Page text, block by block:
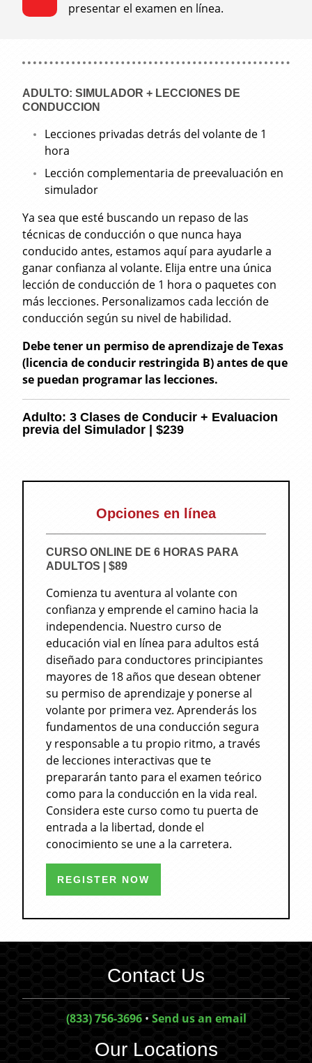
presentar el examen en línea.
ADULTO: SIMULADOR + LECCIONES DE
CONDUCCION
Lecciones privadas detrás del volante de 1
hora
Lección complementaria de preevaluación en
simulador
Ya sea que esté buscando un repaso de las
técnicas de conducción o que nunca haya
conducido antes, estamos aquí para ayudarle a
ganar confianza al volante. Elija entre una única
lección de conducción de 1 hora o paquetes con
más lecciones. Personalizamos cada lección de
conducción según su nivel de habilidad.
Debe tener un permiso de aprendizaje de Texas
(licencia de conducir restringida B) antes de que
se puedan programar las lecciones.
Adulto: 3 Clases de Conducir + Evaluacion
previa del Simulador | $239
Opciones en línea
CURSO ONLINE DE 6 HORAS PARA
ADULTOS | $89
Comienza tu aventura al volante con
confianza y emprende el camino hacia la
independencia. Nuestro curso de
educación vial en línea para adultos está
diseñado para conductores principiantes
mayores de 18 años que desean obtener
su permiso de aprendizaje y ponerse al
volante por primera vez. Aprenderás los
fundamentos de una conducción segura
y responsable a tu propio ritmo, a través
de lecciones interactivas que te
prepararán tanto para el examen teórico
como para la conducción en la vida real.
Considera este curso como tu puerta de
entrada a la libertad, donde el
conocimiento se une a la carretera.
REGISTER NOW
Contact Us
(833) 756-3696•Send us an email
Our Locations